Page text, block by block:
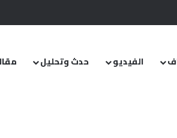
الفيديو حدث وتحليل